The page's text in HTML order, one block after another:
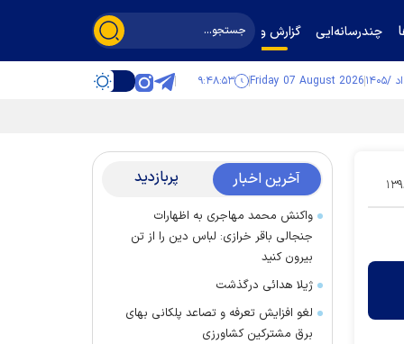
چندرسانه‌ایی گزارش و گفت‌وگو
Friday 07 August 2026 ۹:۴۸:۵۴
۲۴ آخرین اخبار پربازدید
واکنش محمد مهاجری به اظهارات
جنجالی باقر خرازی: لباس دین را از تن
بیرون کنید
ژیلا هدائی درگذشت
لغو افزایش تعرفه و تصاعد پلکانی بهای
برق مشترکین کشاورزی